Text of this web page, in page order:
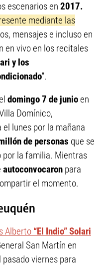
escenarios en 2017.
mediante las
mensajes e incluso en
en vivo en los recitales
y los
''.
domingo 7 de junioen
Domínico,
lunes por la mañana
de personas que se
por la familia. Mientras
autoconvocaron para
el momento.
Alberto “El Indio” Solari
San Martín en
viernes para